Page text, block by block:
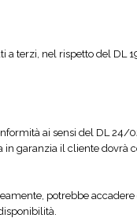
a terzi, nel rispetto del
ai sensi del DL 24/
garanzia il cliente dovrà
potrebbe